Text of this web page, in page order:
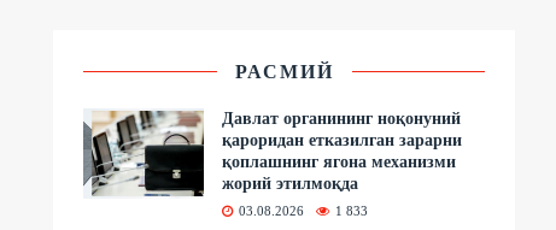
РАСМИЙ
Давлат органининг ноқонуний
қароридан етказилган зарарни
қоплашнинг ягона механизми
жорий этилмоқда
03.08.2026 1 833